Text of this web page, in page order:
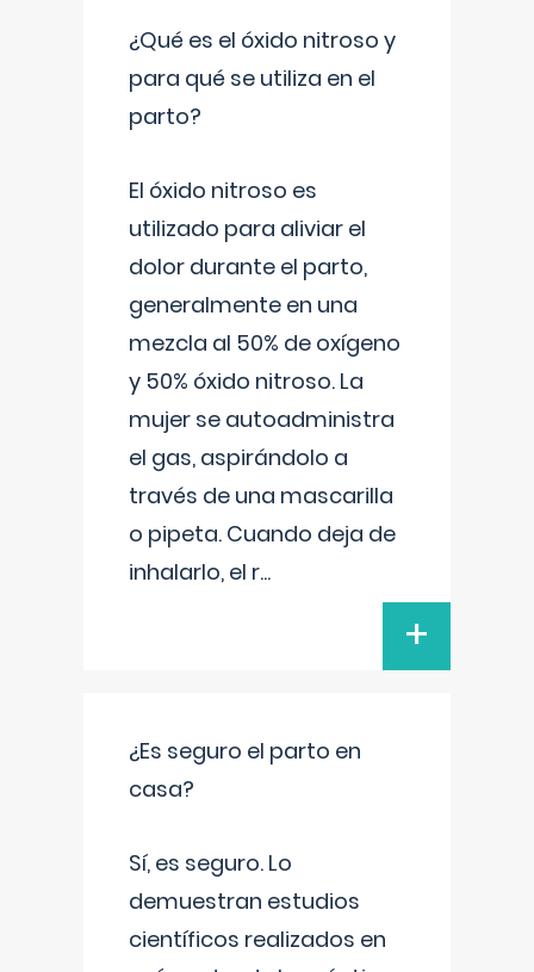
¿Qué es el óxido nitroso y
para qué se utiliza en el
parto?
El óxido nitroso es
utilizado para aliviar el
dolor durante el parto,
generalmente en una
mezcla al 50% de oxígeno
y 50% óxido nitroso. La
mujer se autoadministra
el gas, aspirándolo a
través de una mascarilla
o pipeta. Cuando deja de
inhalarlo, el r...
+
¿Es seguro el parto en
casa?
Sí, es seguro. Lo
demuestran estudios
científicos realizados en